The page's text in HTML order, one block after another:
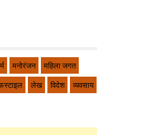
मनोरंजन
महिला जगत
लेख विदेश
व्यवसाय